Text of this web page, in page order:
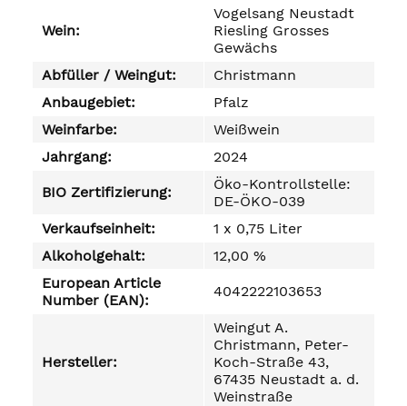
Wein:
Vogelsang Neustadt
Riesling Grosses
Gewächs
Abfüller / Weingut:
Christmann
Anbaugebiet:
Pfalz
Weinfarbe:
Weißwein
Jahrgang:
2024
BIO Zertifizierung:
Öko-Kontrollstelle:
DE-ÖKO-039
Verkaufseinheit:
1 x 0,75 Liter
Alkoholgehalt:
12,00 %
European Article
Number (EAN):
4042222103653
Hersteller:
Weingut A.
Christmann, Peter-
Koch-Straße 43,
67435 Neustadt a. d.
Weinstraße